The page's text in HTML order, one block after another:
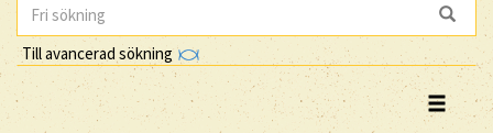
Till avancerad sökning